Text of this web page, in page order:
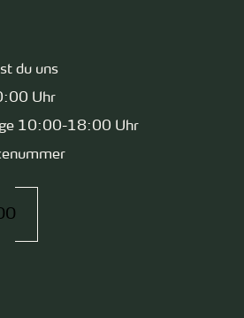
du uns
Uhr
10:00-18:00 Uhr